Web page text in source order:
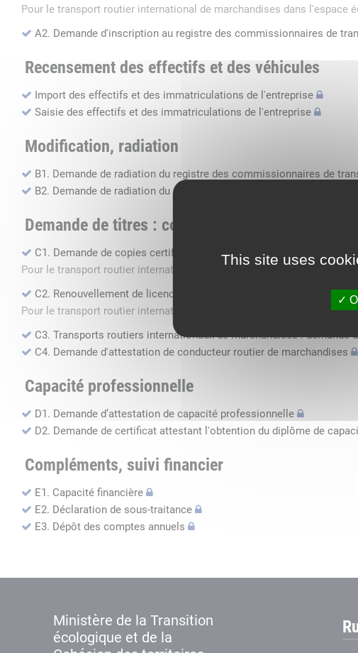
This site uses
Pour le transport routier international de marchandises dans l'espace
A2. Demande d'inscription au registre des commissionnaires de
Recensement des effectifs et des véhicules
Import des effectifs et des immatriculations de l'entreprise
Saisie des effectifs et des immatriculations de l'entreprise
Modification, radiation
B1. Demande de radiation du registre des commissionnaires de
B2. Demande de radiation du registre des transports routiers
Demande de titres : copie, renouvellement,
C1. Demande de copies certifiées conformes
Pour le transport routier international de marchandises dans l'espace
C2. Renouvellement de licence transport routier
Pour le transport routier international de marchandises dans l'espace
C3. Transports routiers internationaux de marchandises : demande
C4. Demande d'attestation de conducteur routier de marchandises
Capacité professionnelle
D1. Demande d’attestation de capacité professionnelle
D2. Demande de certificat attestant l'obtention du diplôme de
Compléments, suivi financier
E1. Capacité financière
E2. Déclaration de sous-traitance
E3. Dépôt des comptes annuels
Ministère de la Transition
écologique et de la